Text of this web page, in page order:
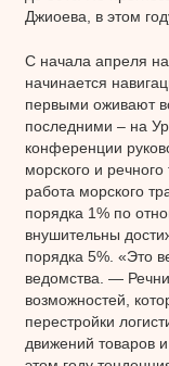
Джиоева, в этом
С начала апреля
начинается
первыми оживают
последними – на
конференции
морского и
работа морского
порядка 1% по
внушительны
порядка 5%. «Это
ведомства. —
возможностей,
перестройки
движений товаров